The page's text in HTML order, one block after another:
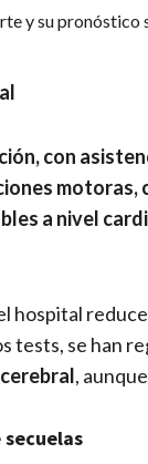
y su pronóstico
con
motoras,
a nivel
hospital
tests, se han
,